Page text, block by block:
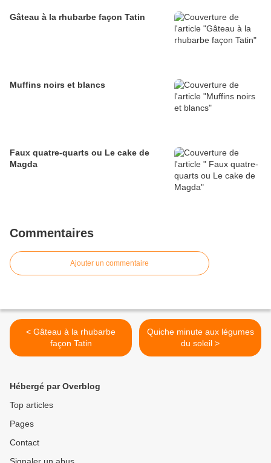
Gâteau à la rhubarbe façon Tatin
Muffins noirs et blancs
Faux quatre-quarts ou Le cake de
Magda
Commentaires
Ajouter un commentaire
< Gâteau à la rhubarbe
façon Tatin
Quiche minute aux légumes
du soleil >
Hébergé par Overblog
Top articles
Pages
Contact